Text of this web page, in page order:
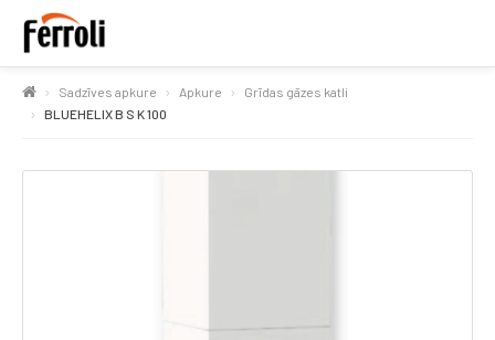
Sadzīves apkure Apkure
Grīdas gāzes katli
BLUEHELIX B S K 100